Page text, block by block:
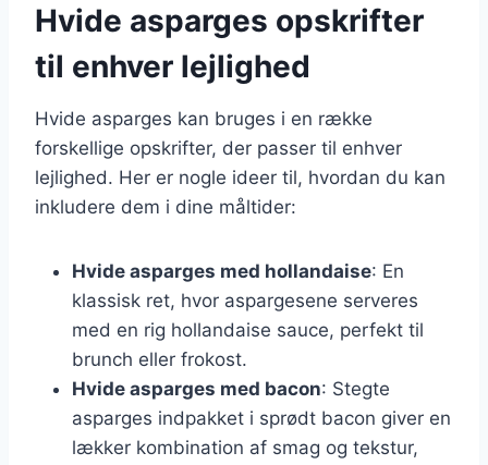
Hvide asparges opskrifter
til enhver lejlighed
Hvide asparges kan bruges i en række
forskellige opskrifter, der passer til enhver
lejlighed. Her er nogle ideer til, hvordan du kan
inkludere dem i dine måltider:
Hvide asparges med hollandaise: En
klassisk ret, hvor aspargesene serveres
med en rig hollandaise sauce, perfekt til
brunch eller frokost.
Hvide asparges med bacon: Stegte
asparges indpakket i sprødt bacon giver en
lækker kombination af smag og tekstur,